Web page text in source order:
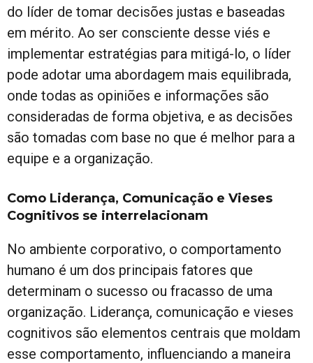
do líder de tomar decisões justas e baseadas
em mérito. Ao ser consciente desse viés e
implementar estratégias para mitigá-lo, o líder
pode adotar uma abordagem mais equilibrada,
onde todas as opiniões e informações são
consideradas de forma objetiva, e as decisões
são tomadas com base no que é melhor para a
equipe e a organização.
Como Liderança, Comunicação e Vieses
Cognitivos se interrelacionam
No ambiente corporativo, o comportamento
humano é um dos principais fatores que
determinam o sucesso ou fracasso de uma
organização. Liderança, comunicação e vieses
cognitivos são elementos centrais que moldam
esse comportamento, influenciando a maneira